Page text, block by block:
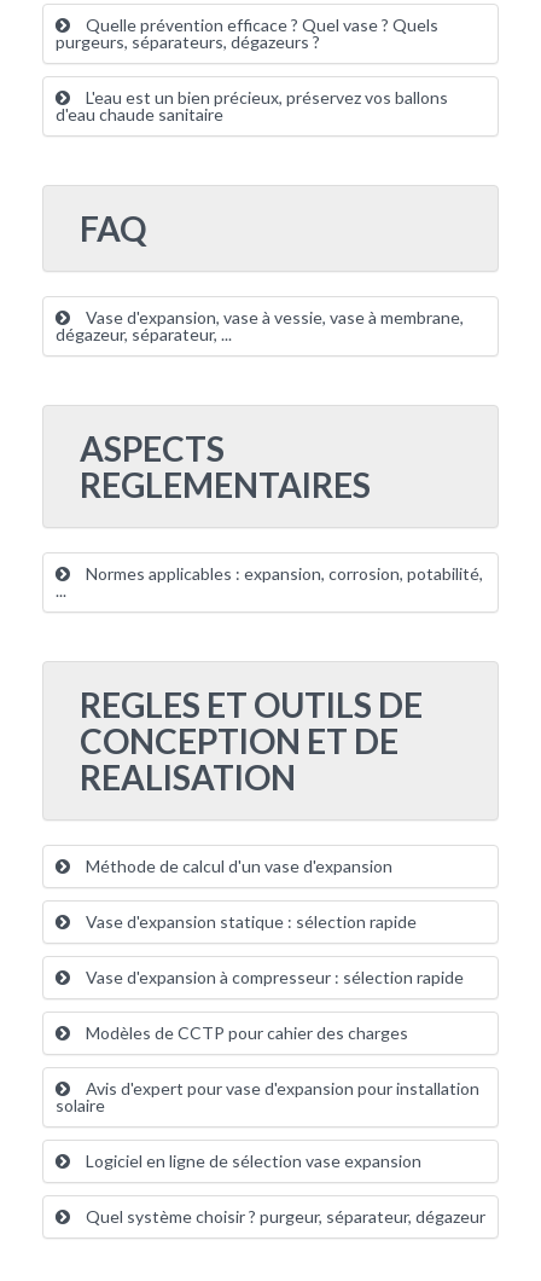
Quelle prévention efficace ? Quel vase ? Quels
purgeurs, séparateurs, dégazeurs ?
L'eau est un bien précieux, préservez vos ballons
d'eau chaude sanitaire
FAQ
Vase d'expansion, vase à vessie, vase à membrane,
dégazeur, séparateur, ...
ASPECTS
REGLEMENTAIRES
Normes applicables : expansion, corrosion, potabilité,
...
REGLES ET OUTILS DE
CONCEPTION ET DE
REALISATION
Méthode de calcul d'un vase d'expansion
Vase d'expansion statique : sélection rapide
Vase d'expansion à compresseur : sélection rapide
Modèles de CCTP pour cahier des charges
Avis d'expert pour vase d'expansion pour installation
solaire
Logiciel en ligne de sélection vase expansion
Quel système choisir ? purgeur, séparateur, dégazeur